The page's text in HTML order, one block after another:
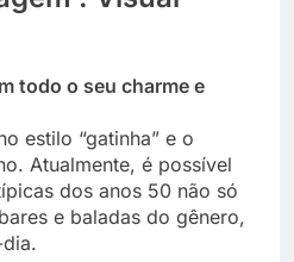
todo o seu charme e
estilo “gatinha” e o
Atualmente, é possível
dos anos 50 não só
e baladas do gênero,